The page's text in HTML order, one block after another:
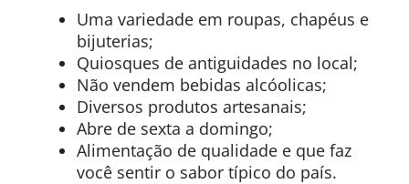
Uma variedade em roupas, chapéus e
bijuterias;
Quiosques de antiguidades no local;
Não vendem bebidas alcóolicas;
Diversos produtos artesanais;
Abre de sexta a domingo;
Alimentação de qualidade e que faz
você sentir o sabor típico do país.